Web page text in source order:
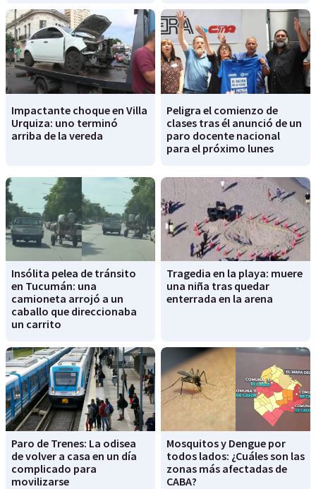
Impactante choque en Villa
Urquiza: uno terminó
arriba de la vereda
Peligra el comienzo de
clases tras él anunció de un
paro docente nacional
para el próximo lunes
Insólita pelea de tránsito
en Tucumán: una
camioneta arrojó a un
caballo que direccionaba
un carrito
Tragedia en la playa: muere
una niña tras quedar
enterrada en la arena
Paro de Trenes: La odisea
de volver a casa en un día
complicado para
movilizarse
Mosquitos y Dengue por
todos lados: ¿Cuáles son las
zonas más afectadas de
CABA?